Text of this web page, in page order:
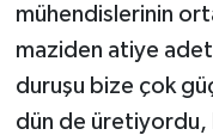
mühendislerinin
maziden atiye
duruşu bize çok
dün de üretiyordu,